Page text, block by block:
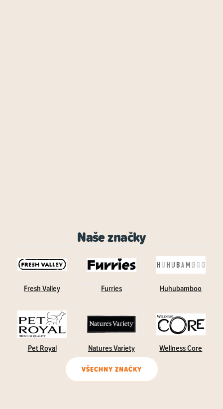
Naše značky
Fresh Valley Furries Huhubamboo
Pet Royal Natures Variety Wellness Core
VŠECHNY ZNAČKY